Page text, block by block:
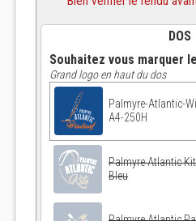
DOS
Souhaitez vous marquer
Grand logo en haut du dos
Palmyre-Atlantic-
A4-250H
Palmyre Atlantic
Bleu